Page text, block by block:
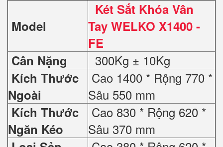
Model
Két Sắt Khóa Vân
Tay WELKO X1400 -
FE
Cân Nặng
300Kg ± 10Kg
Kích Thước
Ngoài
Cao 1400 * Rộng 770 *
Sâu 550 mm
Kích Thước
Ngăn Kéo
Cao 830 * Rộng 620 *
Sâu 370 mm